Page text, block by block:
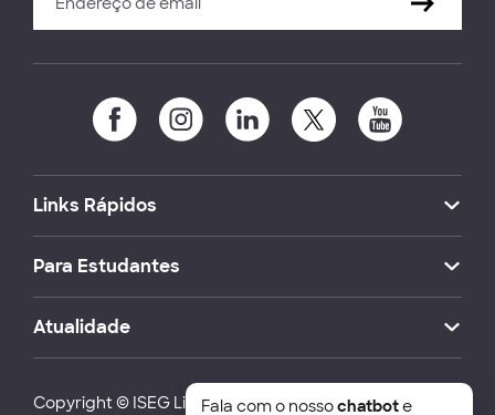
Links Rápidos
Para Estudantes
Atualidade
Copyright © ISEG Lisbon School of Economics and
Fala com o nossochatbote